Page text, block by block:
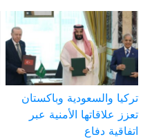
تركيا والسعودية وباكستان
تعزز علاقاتها الأمنية عبر
اتفاقية دفاع